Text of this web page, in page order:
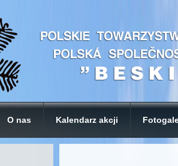
O nas Kalendarz akcji